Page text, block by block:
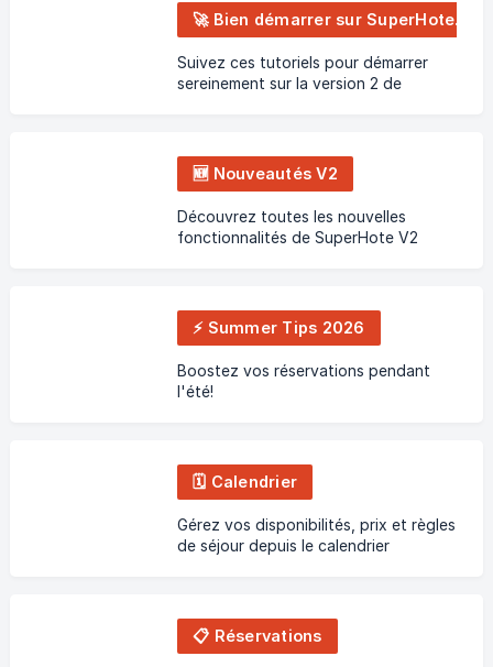
🚀 Bien démarrer sur SuperHote V2
Suivez ces tutoriels pour démarrer
sereinement sur la version 2 de
🆕 Nouveautés V2
Découvrez toutes les nouvelles
fonctionnalités de SuperHote V2
⚡️ Summer Tips 2026
Boostez vos réservations pendant
l'été!
🗓️ Calendrier
Gérez vos disponibilités, prix et règles
de séjour depuis le calendrier
📋 Réservations